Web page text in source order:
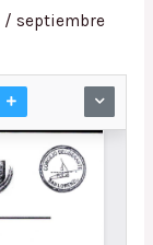
/ septiembre